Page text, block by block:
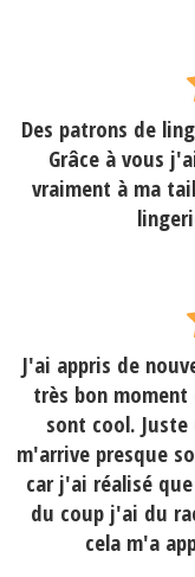
Des patrons de
Grâce à vous
vraiment à ma
J'ai appris de
très bon
sont cool.
m'arrive presque
car j'ai réalisé
du coup j'ai du
cela m'a